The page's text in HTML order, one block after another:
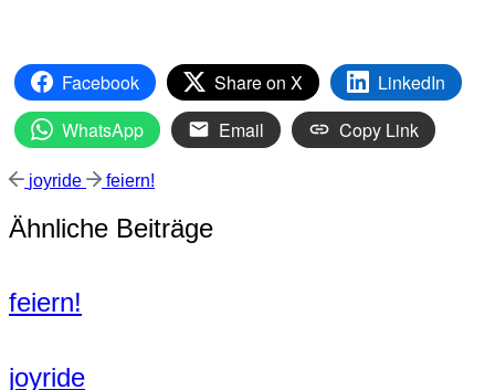
Facebook Share on X
LinkedIn
WhatsApp
Email Copy Link
Vorheriger
joyride
Nächster
feiern!
Ähnliche Beiträge
feiern!
joyride